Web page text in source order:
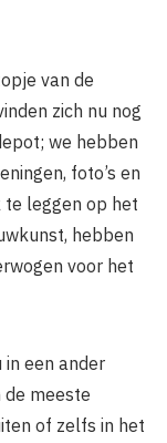
van de
zich nu nog
we hebben
foto’s en
te leggen op het
hebben
voor het
een ander
de meeste
of zelfs in het